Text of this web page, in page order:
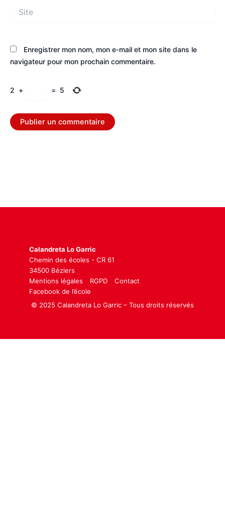
Enregistrer mon nom, mon e-mail et mon site dans le
navigateur pour mon prochain commentaire.
2 + = 5
Calandreta Lo Garric
Chemin des écoles - CR 61
34500 Béziers
Mentions légales
RGPD
Contact
Facebook de l’école
© 2025 Calandreta Lo Garric – Tous droits réservés